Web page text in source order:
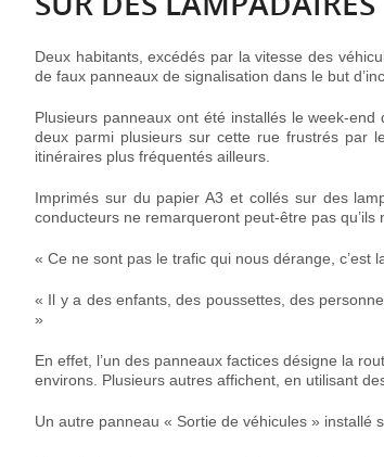
Deux habitants, excédés par la vitesse des
de faux panneaux de signalisation dans le but
Plusieurs panneaux ont été installés le week-
deux parmi plusieurs sur cette rue frustrés par
itinéraires plus fréquentés ailleurs.
Imprimés sur du papier A3 et collés sur des
conducteurs ne remarqueront peut-être pas qu’ils
« Ce ne sont pas le trafic qui nous dérange, c’est
« Il y a des enfants, des poussettes, des
»
En effet, l’un des panneaux factices désigne la
environs. Plusieurs autres affichent, en utilisant
Un autre panneau « Sortie de véhicules » installé